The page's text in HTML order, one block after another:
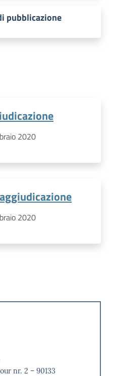
pubblicazione
2020
2020
nr. 2 – 90133